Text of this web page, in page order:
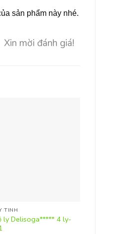
sản phẩm này nhé.
Xin mời đánh giá!
TINH
ly Delisoga***** 4 ly-